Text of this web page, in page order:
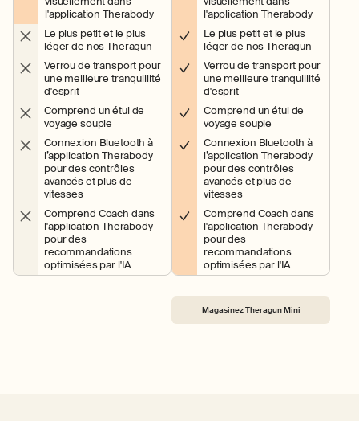
l'application Therabody
Le plus petit et le plus
léger de nos Theragun
Verrou de transport pour
une meilleure tranquillité
d'esprit
Comprend un étui de
voyage souple
Connexion Bluetooth à
l’application Therabody
pour des contrôles
avancés et plus de
vitesses
Comprend Coach dans
l'application Therabody
pour des
recommandations
optimisées par l'IA
l'application Therabody
Le plus petit et le plus
léger de nos Theragun
Verrou de transport pour
une meilleure tranquillité
d'esprit
Comprend un étui de
voyage souple
Connexion Bluetooth à
l’application Therabody
pour des contrôles
avancés et plus de
vitesses
Comprend Coach dans
l'application Therabody
pour des
recommandations
optimisées par l'IA
Magasinez Theragun Mini